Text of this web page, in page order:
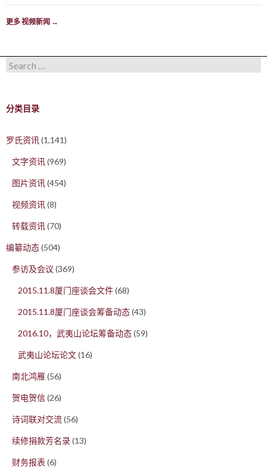
更多 视频新闻 →
Search for:
分类目录
罗氏资讯(1,141)
文字资讯(969)
图片资讯(454)
视频资讯(8)
转载资讯(70)
编纂动态(504)
参访及会议 (369)
2015.11.8厦门座谈会文件(68)
2015.11.8厦门座谈会筹备动态(43)
2016.10，武夷山论坛筹备动态(59)
武夷山论坛论文(16)
南北鸿雁(56)
贺电贺信(26)
诗词联对交流(56)
续修捐款芳名录(13)
财务报表 (6)